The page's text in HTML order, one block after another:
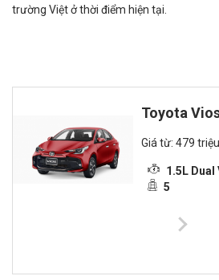
trường Việt ở thời điểm hiện tại.
Toyota
Giá từ: 479
1.5L Dual
5